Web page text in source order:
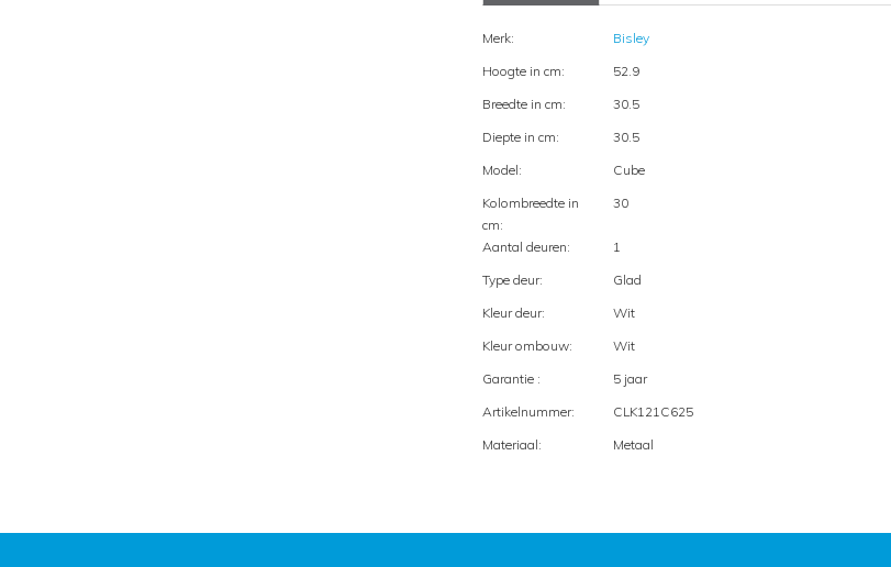
Merk:
Bisley
Hoogte in cm:
52.9
Breedte in cm:
30.5
Diepte in cm:
30.5
Model:
Cube
Kolombreedte in
cm:
30
Aantal deuren:
1
Type deur:
Glad
Kleur deur:
Wit
Kleur ombouw:
Wit
Garantie :
5 jaar
Artikelnummer:
CLK121C625
Materiaal:
Metaal